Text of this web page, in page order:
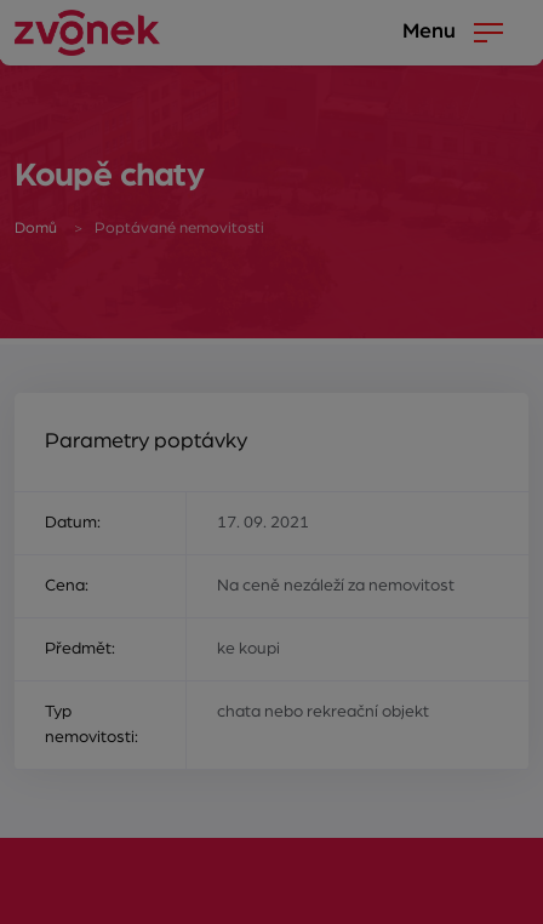
Menu
Koupě chaty
Domů Poptávané nemovitosti
Parametry poptávky
Datum: 17. 09. 2021
Cena: Na ceně nezáleží za nemovitost
Předmět: ke koupi
Typ
nemovitosti:
chata nebo rekreační objekt